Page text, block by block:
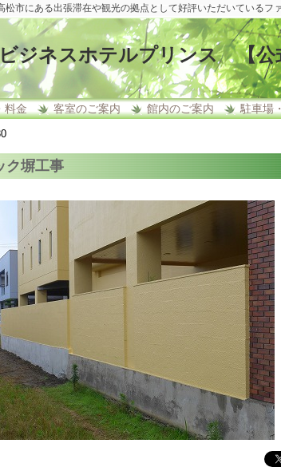
市にある出張滞在や観光の拠点として好評いただいているフ
ジネスホテルプリンス 【公
料金 客室のご案内 館内のご案内
駐車場
ク塀工事